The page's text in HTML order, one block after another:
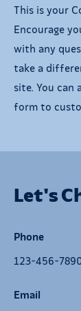
This is your
Encourage
with any
take a
site. You can
form to
Let's
Phone
123-456-
Email